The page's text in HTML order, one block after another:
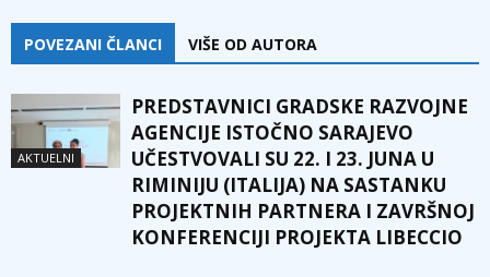
POVEZANI ČLANCI VIŠE OD AUTORA
AKTUELNI
PREDSTAVNICI GRADSKE RAZVOJNE
AGENCIJE ISTOČNO SARAJEVO
UČESTVOVALI SU 22. I 23. JUNA U
RIMINIJU (ITALIJA) NA SASTANKU
PROJEKTNIH PARTNERA I ZAVRŠNOJ
KONFERENCIJI PROJEKTA LIBECCIO